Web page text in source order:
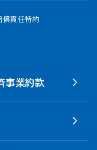
償責任特約
事業約款